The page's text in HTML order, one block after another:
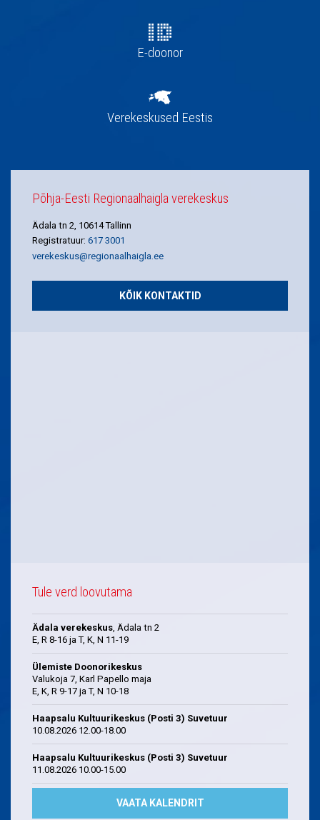
E-doonor
Verekeskused Eestis
Põhja-Eesti Regionaalhaigla verekeskus
Ädala tn 2, 10614 Tallinn
Registratuur: 617 3001
verekeskus@regionaalhaigla.ee
KÕIK KONTAKTID
Tule verd loovutama
Ädala verekeskus , Ädala tn 2
E, R 8-16 ja T, K, N 11-19
Ülemiste Doonorikeskus
Valukoja 7, Karl Papello maja
E, K, R 9-17 ja T, N 10-18
Haapsalu Kultuurikeskus (Posti 3) Suvetuur
10.08.2026 12.00-18.00
Haapsalu Kultuurikeskus (Posti 3) Suvetuur
11.08.2026 10.00-15.00
VAATA KALENDRIT